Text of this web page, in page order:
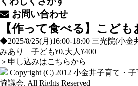
お問い合わせ
【作って食べる】こど
◆2025/8/25(月)16:00-18:00 三光院(小金
みあり 子ども¥0,大人¥400
＞ 申し込みはこちらから
Copyright (C) 2012 小金井子育て・
協議会. All Rights Reserved